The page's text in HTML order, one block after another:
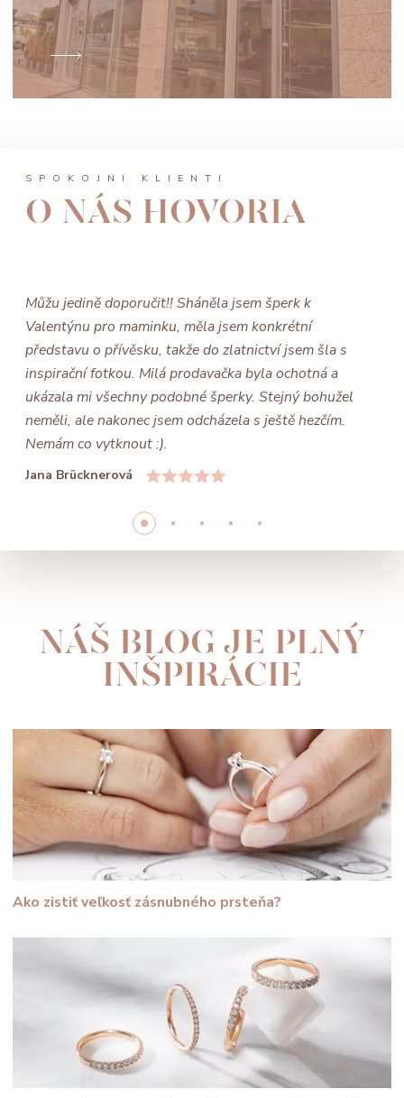
SPOKOJNÍ KLIENTI
O NÁS HOVORIA
Můžu jedině doporučit!! Sháněla jsem šperk k
Valentýnu pro maminku, měla jsem konkrétní
představu o přívěsku, takže do zlatnictví jsem šla s
inspirační fotkou. Milá prodavačka byla ochotná a
ukázala mi všechny podobné šperky. Stejný bohužel
neměli, ale nakonec jsem odcházela s ještě hezčím.
Nemám co vytknout :).
Jana Brücknerová
NÁŠ BLOG JE PLNÝ
INŠPIRÁCIE
Ako zistiť veľkosť zásnubného prsteňa?